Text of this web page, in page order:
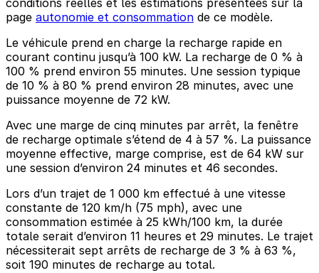
conditions réelles et les estimations présentées sur la
page autonomie et consommation de ce modèle.
Le véhicule prend en charge la recharge rapide en
courant continu jusqu’à 100 kW. La recharge de 0 % à
100 % prend environ 55 minutes. Une session typique
de 10 % à 80 % prend environ 28 minutes, avec une
puissance moyenne de 72 kW.
Avec une marge de cinq minutes par arrêt, la fenêtre
de recharge optimale s’étend de 4 à 57 %. La puissance
moyenne effective, marge comprise, est de 64 kW sur
une session d’environ 24 minutes et 46 secondes.
Lors d’un trajet de 1 000 km effectué à une vitesse
constante de 120 km/h (75 mph), avec une
consommation estimée à 25 kWh/100 km, la durée
totale serait d’environ 11 heures et 29 minutes. Le trajet
nécessiterait sept arrêts de recharge de 3 % à 63 %,
soit 190 minutes de recharge au total.